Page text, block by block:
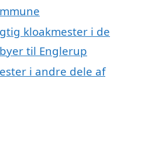
kloakmester i de
til Englerup
i andre dele af